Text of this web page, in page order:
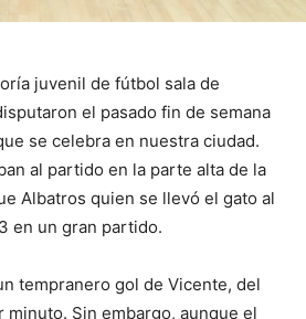
juvenil de fútbol sala de
el pasado fin de semana
se celebra en nuestra ciudad.
al partido en la parte alta de la
Albatros quien se llevó el gato al
en un gran partido.
tempranero gol de Vicente, del
minuto. Sin embargo, aunque el